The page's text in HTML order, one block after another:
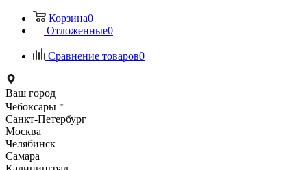
Корзина0
Отложенные0
Сравнение товаров0
Ваш город
Чебоксары
Санкт-Петербург
Москва
Челябинск
Самара